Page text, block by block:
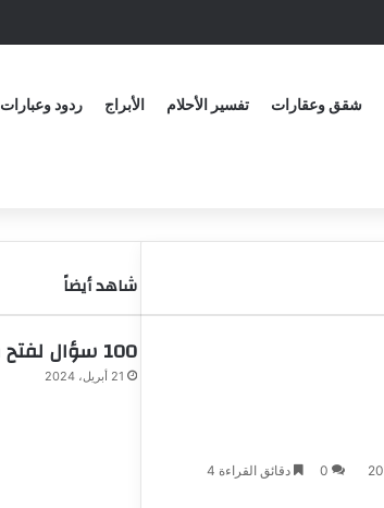
شقق وعقارات تفسير الأحلام الأبراج ردود وعبارات
0 دقائق القراءة 4
شاهد أيضاً
100 سؤال لفتح مواضيع مع الحبيب
21 أبريل، 2024